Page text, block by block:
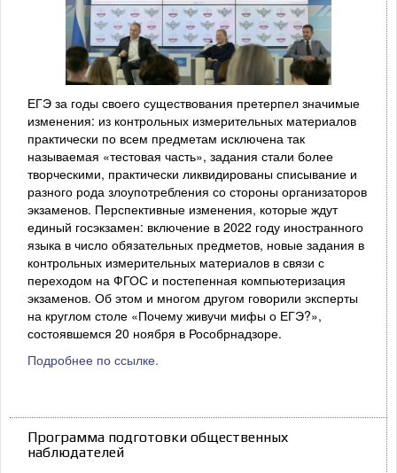
ЕГЭ за годы своего существования претерпел значимые
изменения: из контрольных измерительных материалов
практически по всем предметам исключена так
называемая «тестовая часть», задания стали более
творческими, практически ликвидированы списывание и
разного рода злоупотребления со стороны организаторов
экзаменов. Перспективные изменения, которые ждут
единый госэкзамен: включение в 2022 году иностранного
языка в число обязательных предметов, новые задания в
контрольных измерительных материалов в связи с
переходом на ФГОС и постепенная компьютеризация
экзаменов. Об этом и многом другом говорили эксперты
на круглом столе «Почему живучи мифы о ЕГЭ?»,
состоявшемся 20 ноября в Рособрнадзоре.
Подробнее по ссылке.
Программа подготовки общественных
наблюдателей